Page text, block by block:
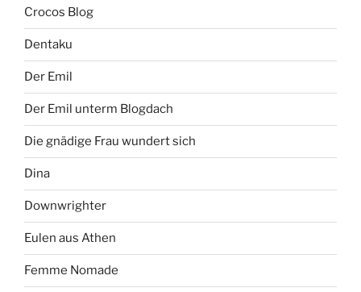
Crocos Blog
Dentaku
Der Emil
Der Emil unterm Blogdach
Die gnädige Frau wundert sich
Dina
Downwrighter
Eulen aus Athen
Femme Nomade